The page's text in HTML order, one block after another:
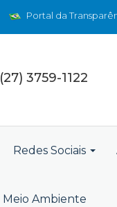
Portal da
(27) 3759-1122
Redes Sociais
Meio Ambiente